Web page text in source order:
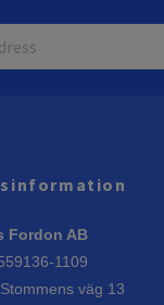
Fordon AB
1109
väg 13